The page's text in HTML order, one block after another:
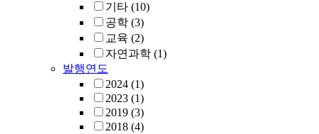
기타 (10)
공학 (3)
교육 (2)
자연과학 (1)
발행연도
2024 (1)
2023 (1)
2019 (3)
2018 (4)